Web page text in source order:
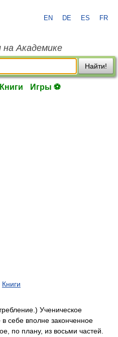
EN DE ES FR
на Академике
Найти!
Книги Игры ⚽
Книги
Ученическое
себе вполне законченное
по плану, из восьми частей.